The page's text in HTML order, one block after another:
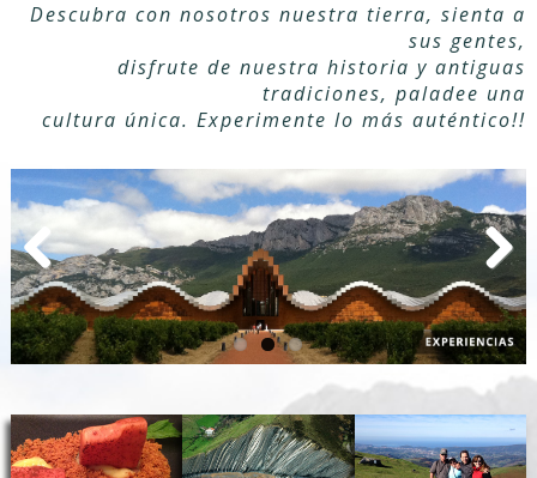
Descubra con nosotros nuestra tierra, sienta a
sus gentes,
disfrute de nuestra historia y antiguas
tradiciones, paladee una
cultura única. Experimente lo más auténtico!!